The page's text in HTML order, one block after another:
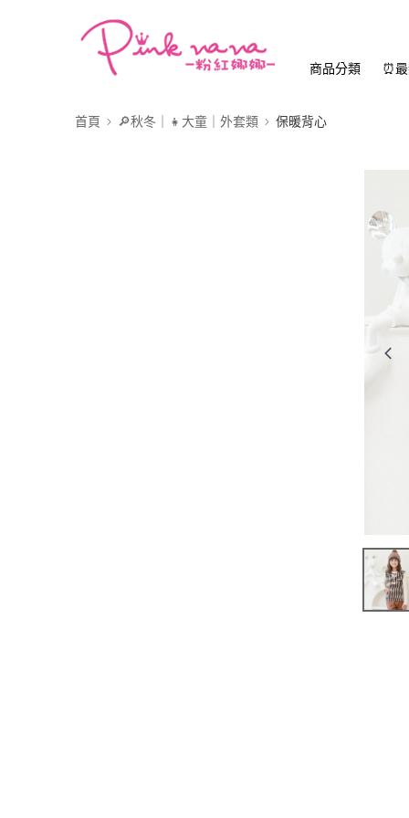
商品分類 ⏰
首頁 🔎秋冬｜👧大童｜外套類 保暖背心